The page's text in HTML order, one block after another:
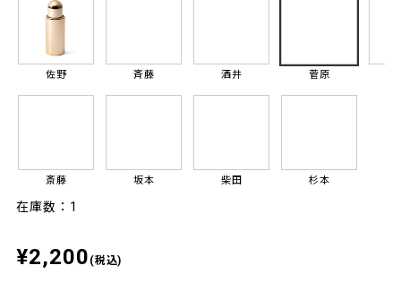
佐野
斎藤
斉藤
坂本
酒井
柴田
菅原
杉本
在庫数：1
¥2,200 (税込)